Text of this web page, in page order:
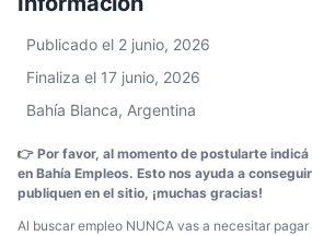
Publicado el 2 junio, 2026
Finaliza el 17 junio, 2026
Bahía Blanca, Argentina
👉 Por favor, al momento de postularte
en Bahía Empleos. Esto nos ayuda a
publiquen en el sitio, ¡muchas gracias!
Al buscar empleo NUNCA vas a necesitar